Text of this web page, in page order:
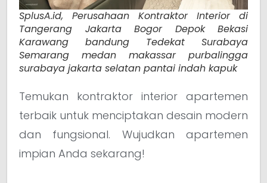
SplusA.id, Perusahaan Kontraktor Interior di
Tangerang Jakarta Bogor Depok Bekasi
Karawang bandung Tedekat Surabaya
Semarang medan makassar purbalingga
surabaya jakarta selatan pantai indah kapuk
Temukan kontraktor interior apartemen
terbaik untuk menciptakan desain modern
dan fungsional. Wujudkan apartemen
impian Anda sekarang!